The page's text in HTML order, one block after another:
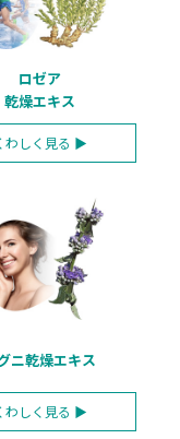
ロゼア
乾燥エキス
わしく 見る ▶
ニ乾燥エキス
わしく 見る ▶